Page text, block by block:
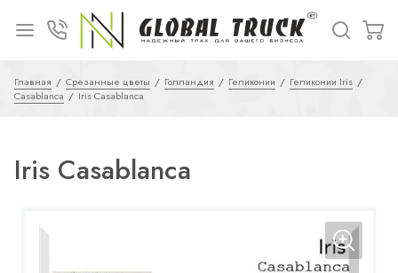
Главная Срезанные цветы Голландия Геликонии
Геликонии Iris
Casablanca
Iris Casablanca
Iris Casablanca